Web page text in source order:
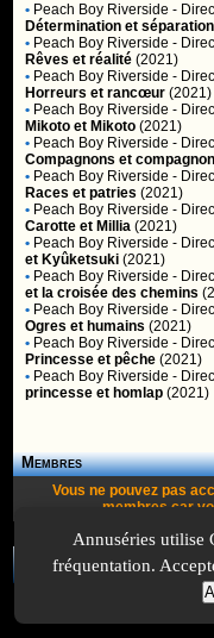
• Peach Boy Riverside -
Détermination et séparation
• Peach Boy Riverside -
Rêves et réalité (2021)
• Peach Boy Riverside -
Horreurs et rancœur (2021)
• Peach Boy Riverside -
Mikoto et Mikoto (2021)
• Peach Boy Riverside -
Compagnons et
• Peach Boy Riverside -
Races et patries (2021)
• Peach Boy Riverside -
Carotte et Millia (2021)
• Peach Boy Riverside -
et Kyûketsuki (2021)
• Peach Boy Riverside -
et la croisée des chemins
• Peach Boy Riverside -
Ogres et humains (2021)
• Peach Boy Riverside -
Princesse et pêche (2021)
• Peach Boy Riverside -
princesse et homlap (2021)
Membres
Vous ne pouvez pas
membres car
A Propos-Plan-Contactez-
Annuséries utilise
fréquentation.